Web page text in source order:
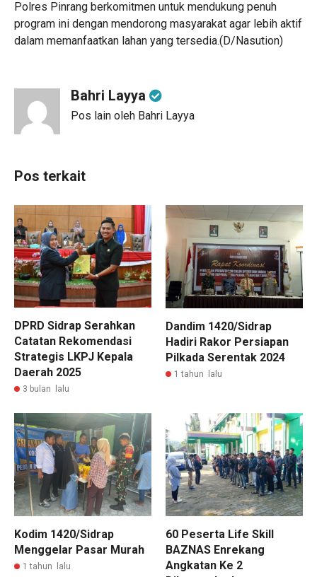
Polres Pinrang berkomitmen untuk mendukung penuh
program ini dengan mendorong masyarakat agar lebih aktif
dalam memanfaatkan lahan yang tersedia.(D/Nasution)
Bahri Layya
Pos lain oleh Bahri Layya
Pos terkait
DPRD Sidrap Serahkan
Catatan Rekomendasi
Strategis LKPJ Kepala
Daerah 2025
3 bulan lalu
Dandim 1420/Sidrap
Hadiri Rakor Persiapan
Pilkada Serentak 2024
1 tahun lalu
Kodim 1420/Sidrap
Menggelar Pasar Murah
1 tahun lalu
60 Peserta Life Skill
BAZNAS Enrekang
Angkatan Ke 2